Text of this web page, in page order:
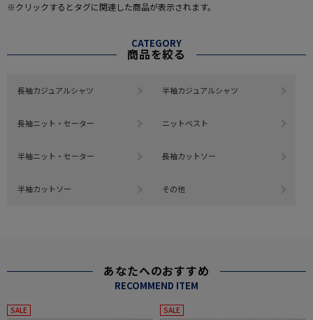
※クリックするとタグに関連した商品が表示されます。
CATEGORY
商品を絞る
長袖カジュアルシャツ 半袖カジュアルシャツ
長袖ニット・セーター ニットベスト
半袖ニット・セーター 長袖カットソー
半袖カットソー その他
あなたへのおすすめ
RECOMMEND ITEM
SALE SALE